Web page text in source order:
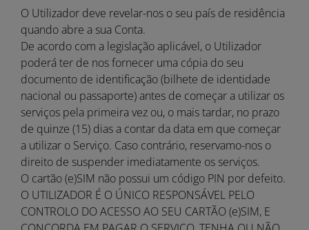
O Utilizador deve revelar-nos o seu país de residência
quando abre a sua Conta.
De acordo com a legislação aplicável, o Utilizador
poderá ter de nos fornecer uma cópia do seu
documento de identificação (bilhete de identidade
nacional ou passaporte) antes de começar a utilizar os
serviços pela primeira vez ou, o mais tardar, no prazo
de quinze (15) dias a contar da data em que começar
a utilizar o Serviço. Caso contrário, reservamo-nos o
direito de suspender imediatamente os serviços.
O cartão (e)SIM não possui um código PIN por defeito.
O UTILIZADOR É O ÚNICO RESPONSÁVEL PELO
CONTROLO DO ACESSO AO SEU CARTÃO (e)SIM, E